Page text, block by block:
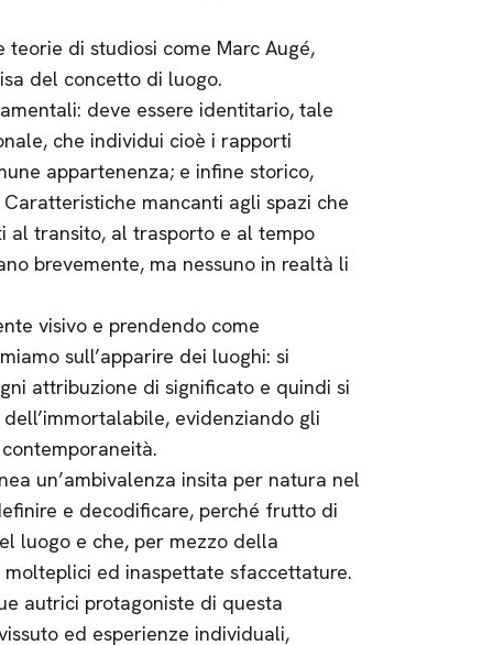
di studiosi come Marc Augé,
del concetto di luogo.
deve essere identitario, tale
che individui cioè i rapporti
appartenenza; e infine storico,
mancanti agli spazi che
al transito, al trasporto e al tempo
brevemente, ma nessuno in realtà li
visivo e prendendo come
sull’apparire dei luoghi: si
attribuzione di significato e quindi si
evidenziando gli
un’ambivalenza insita per natura nel
e decodificare, perché frutto di
luogo e che, per mezzo della
ed inaspettate sfaccettature.
autrici protagoniste di questa
ed esperienze individuali,